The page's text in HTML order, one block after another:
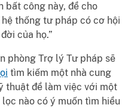
bất công này, để cho
thống tư pháp có cơ hội
của họ.”
phòng Trợ lý Tư pháp sẽ
tìm kiếm một nhà cung
thuật để làm việc với một
nào có ý muốn tìm hiểu